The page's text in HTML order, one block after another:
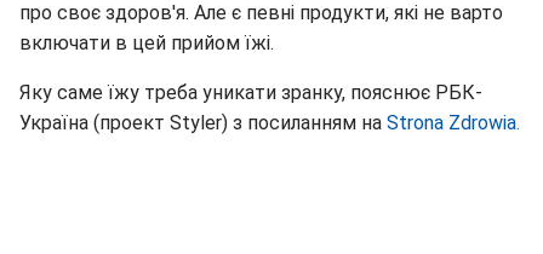
про своє здоров'я. Але є певні продукти, які не варто
включати в цей прийом їжі.
Яку саме їжу треба уникати зранку, пояснює РБК-
Україна (проект Styler) з посиланням на Strona Zdrowia.